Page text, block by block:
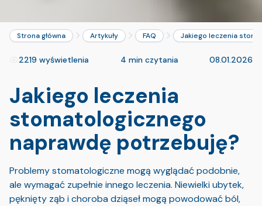
Strona główna Artykuły FAQ Jakiego leczenia
2219 wyświetlenia 4 min czytania 08.01.2026
Jakiego leczenia
stomatologicznego
naprawdę potrzebuję?
Problemy stomatologiczne mogą wyglądać podobnie,
ale wymagać zupełnie innego leczenia. Niewielki ubytek,
pęknięty ząb i choroba dziąseł mogą powodować ból,